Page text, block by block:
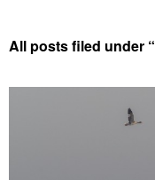
All posts filed under “